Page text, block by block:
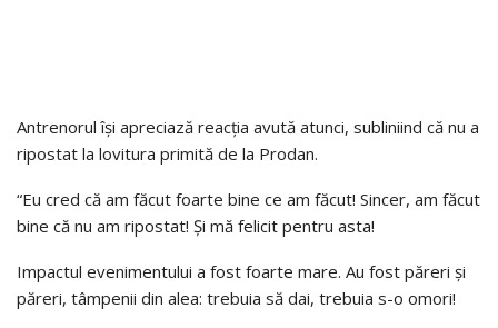
Antrenorul își apreciază reacția avută atunci, subliniind că nu a
ripostat la lovitura primită de la Prodan.
“Eu cred că am făcut foarte bine ce am făcut! Sincer, am făcut
bine că nu am ripostat! Și mă felicit pentru asta!
Impactul evenimentului a fost foarte mare. Au fost păreri și
păreri, tâmpenii din alea: trebuia să dai, trebuia s-o omori!